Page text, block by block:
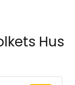
Hus